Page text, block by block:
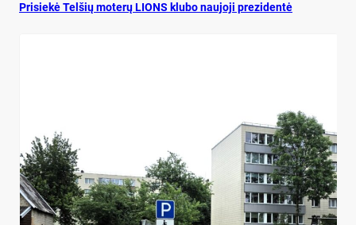
Pri­siekė Tel­šių mo­terų LIONS klu­bo nau­jo­ji pre­zi­dentė